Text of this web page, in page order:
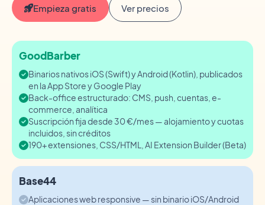
Empieza gratis Ver precios
GoodBarber
Binarios nativos iOS (Swift) y Android (Kotlin), publicados
en la App Store y Google Play
Back-office estructurado: CMS, push, cuentas, e-
commerce, analítica
Suscripción fija desde 30 €/mes — alojamiento y cuotas
incluidos, sin créditos
190+ extensiones, CSS/HTML, AI Extension Builder (Beta)
Base44
Aplicaciones web responsive — sin binario iOS/Android